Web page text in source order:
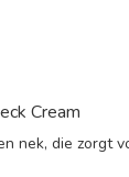
Cream
nek, die zorgt